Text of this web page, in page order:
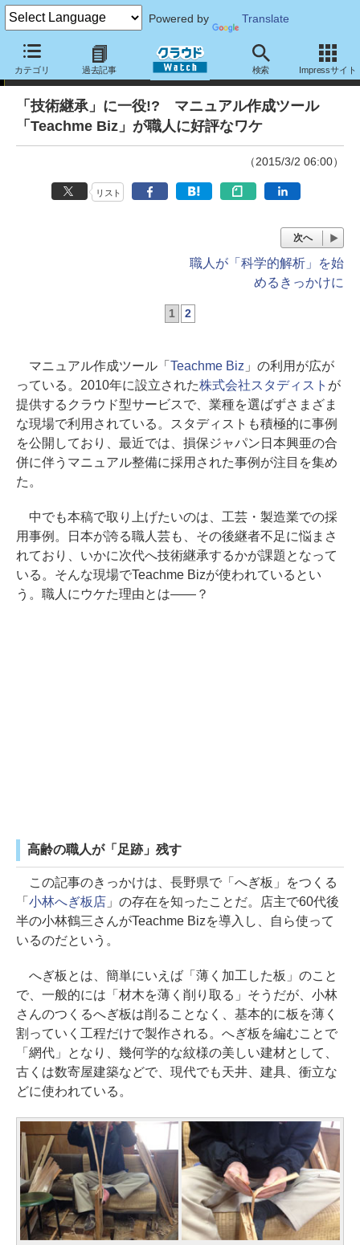
Powered by Translate
カテゴリ 過去記事 検索 Impressサイト
事例紹介
「技術継承」に一役!? マニュアル作成ツール
「Teachme Biz」が職人に好評なワケ
（2015/3/2 06:00）
リスト
次へ
職人が「科学的解析」を始
めるきっかけに
1 2
マニュアル作成ツール「 Teachme Biz 」の利用が広が
っている。2010年に設立された株式会社スタディスト が
提供するクラウド型サービスで、業種を選ばずさまざま
な現場で利用されている。スタディストも積極的に事例
を公開しており、最近では、損保ジャパン日本興亜の合
併に伴うマニュアル整備に採用された事例が注目を集め
た。
中でも本稿で取り上げたいのは、工芸・製造業での採
用事例。日本が誇る職人芸も、その後継者不足に悩まさ
れており、いかに次代へ技術継承するかが課題となって
いる。そんな現場でTeachme Bizが使われているとい
う。職人にウケた理由とは――？
高齢の職人が「足跡」残す
この記事のきっかけは、長野県で「へぎ板」をつくる
「 小林へぎ板店」の存在を知ったことだ。店主で60代後
半の小林鶴三さんがTeachme Bizを導入し、自ら使って
いるのだという。
へぎ板とは、簡単にいえば「薄く加工した板」のこと
で、一般的には「材木を薄く削り取る」そうだが、小林
さんのつくるへぎ板は削ることなく、基本的に板を薄く
割っていく工程だけで製作される。へぎ板を編むことで
「網代」となり、幾何学的な紋様の美しい建材として、
古くは数寄屋建築などで、現代でも天井、建具、衝立な
どに使われている。